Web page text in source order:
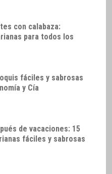
con calabaza:
para todos los
fáciles y sabrosas
y Cía
de vacaciones: 15
fáciles y sabrosas